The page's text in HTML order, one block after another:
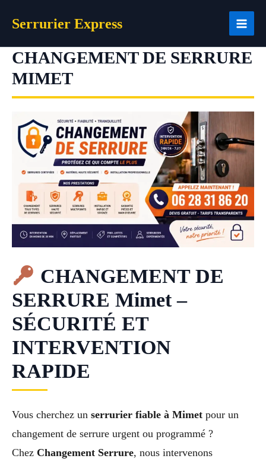
Serrurier Express
CHANGEMENT DE SERRURE
MIMET
CHANGEMENT DE
SERRURE Mimet –
SÉCURITÉ ET
INTERVENTION
RAPIDE
Vous cherchez un serrurier fiable à Mimet pour un
changement de serrure urgent ou programmé ?
Chez Changement Serrure, nous intervenons